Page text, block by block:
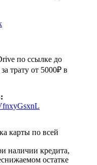
по ссылке до
трату от 5000₽ в
карты по всей
наличии кредита,
остатке